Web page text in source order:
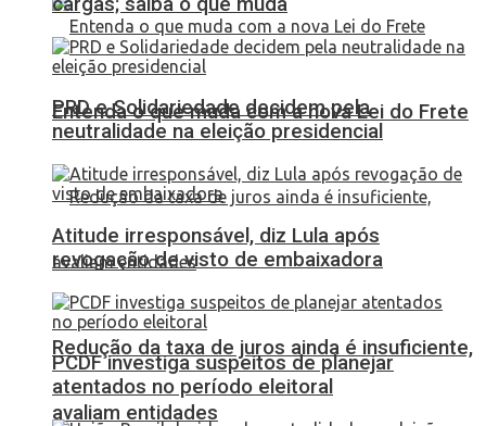
Entenda o que muda com a nova Lei do Frete
Redução da taxa de juros ainda é insuficiente,
avaliam entidades
PRD e Solidariedade decidem pela
neutralidade na eleição presidencial
Atitude irresponsável, diz Lula após
revogação de visto de embaixadora
PCDF investiga suspeitos de planejar
atentados no período eleitoral